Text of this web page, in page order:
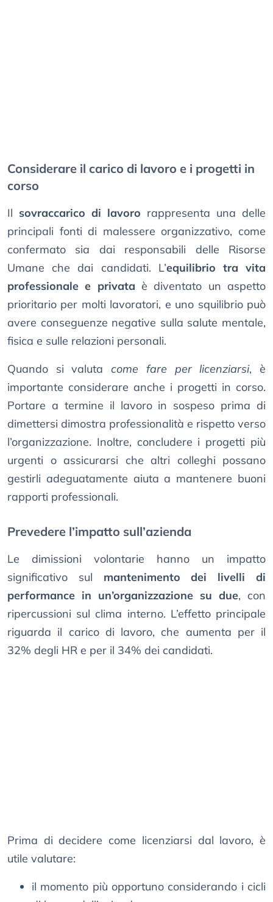
Considerare il carico di lavoro e i progetti in
corso
Il sovraccarico di lavoro rappresenta una delle
principali fonti di malessere organizzativo, come
confermato sia dai responsabili delle Risorse
Umane che dai candidati. L’equilibrio tra vita
professionale e privata è diventato un aspetto
prioritario per molti lavoratori, e uno squilibrio può
avere conseguenze negative sulla salute mentale,
fisica e sulle relazioni personali.
Quando si valutacome fare per licenziarsi, è
importante considerare anche i progetti in corso.
Portare a termine il lavoro in sospeso prima di
dimettersi dimostra professionalità e rispetto verso
l’organizzazione. Inoltre, concludere i progetti più
urgenti o assicurarsi che altri colleghi possano
gestirli adeguatamente aiuta a mantenere buoni
rapporti professionali.
Prevedere l’impatto sull’azienda
Le dimissioni volontarie hanno un impatto
significativo sul mantenimento dei livelli di
performance in un’organizzazione su due, con
ripercussioni sul clima interno. L’effetto principale
riguarda il carico di lavoro, che aumenta per il
32% degli HR e per il 34% dei candidati.
Prima di decidere come licenziarsi dal lavoro, è
utile valutare:
il momento più opportuno considerando i cicli